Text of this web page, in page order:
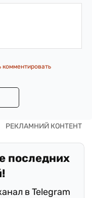
комментировать
последних
в Telegram